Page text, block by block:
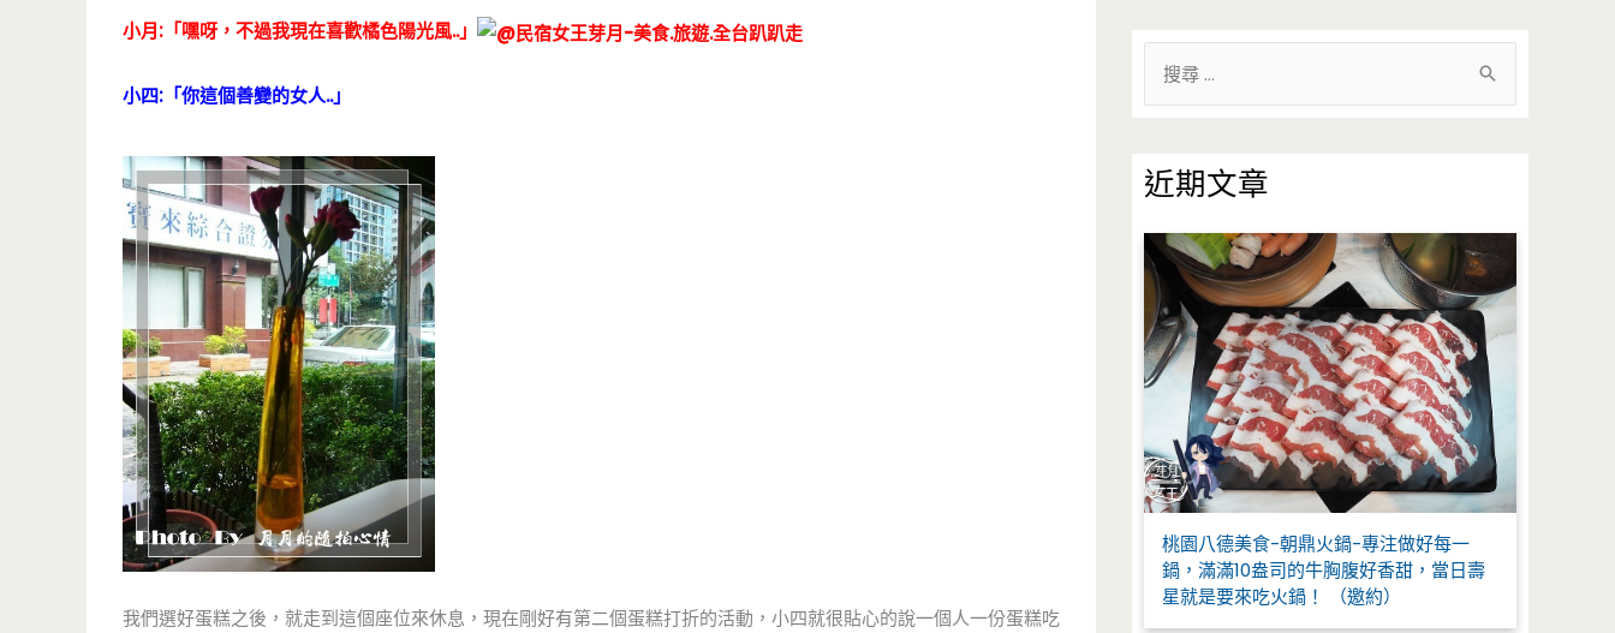
小月:「嘿呀，不過我現在喜歡橘色陽光風..」
小四:「你這個善變的女人..」
我們選好蛋糕之後，就走到這個座位來休息，現在剛好有第二個蛋糕打折的活動，小四就很貼心的說一個人一份蛋糕吃
鍵
字
:
近期文章
桃園八德美食-朝鼎火鍋-專注做好每一
鍋，滿滿10盎司的牛胸腹好香甜，當日壽
星就是要來吃火鍋！ （邀約）